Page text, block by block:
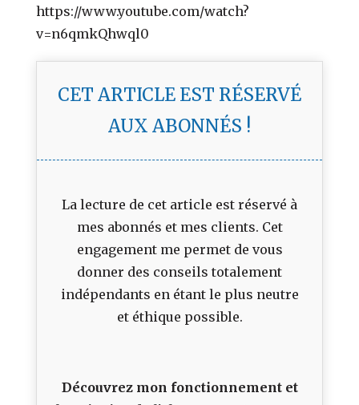
https://www.youtube.com/watch?
v=n6qmkQhwql0
CET ARTICLE EST RÉSERVÉ
AUX ABONNÉS !
La lecture de cet article est réservé à
mes abonnés et mes clients. Cet
engagement me permet de vous
donner des conseils totalement
indépendants en étant le plus neutre
et éthique possible.
Découvrez mon fonctionnement et